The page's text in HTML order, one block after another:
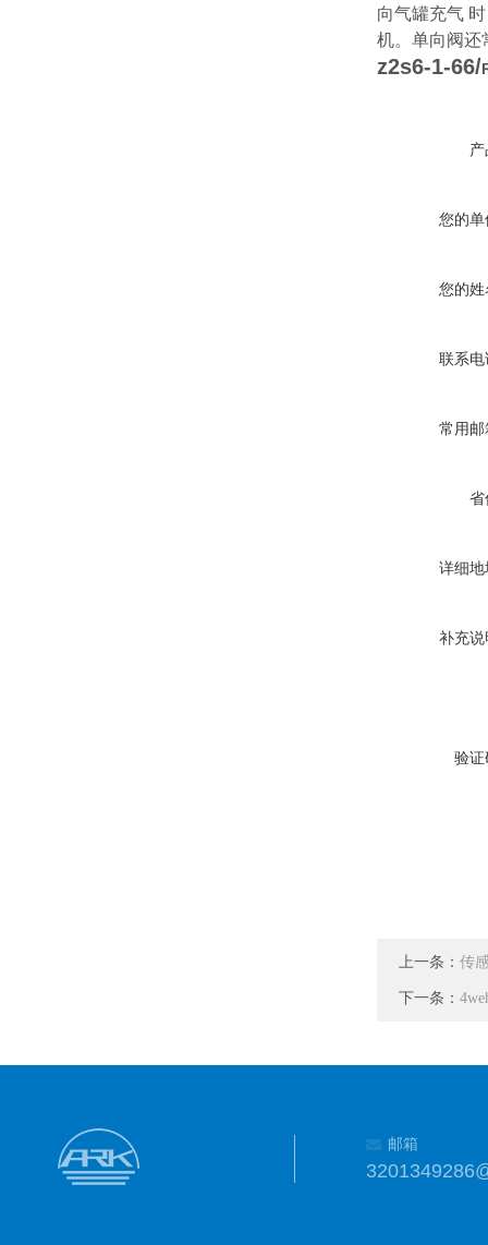
向气罐充气
机。单向阀还
z2s6-1-66/
您的
您的
联系
常用
省
详细
补充
验
上一条：传
下一条：
邮箱